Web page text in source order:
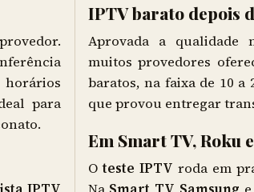
para
IPTV barato depois
Aprovada a
muitos provedores
baratos, na faixa de 10 a
que provou entregar
Em Smart TV, Roku
Oteste IPTV roda em